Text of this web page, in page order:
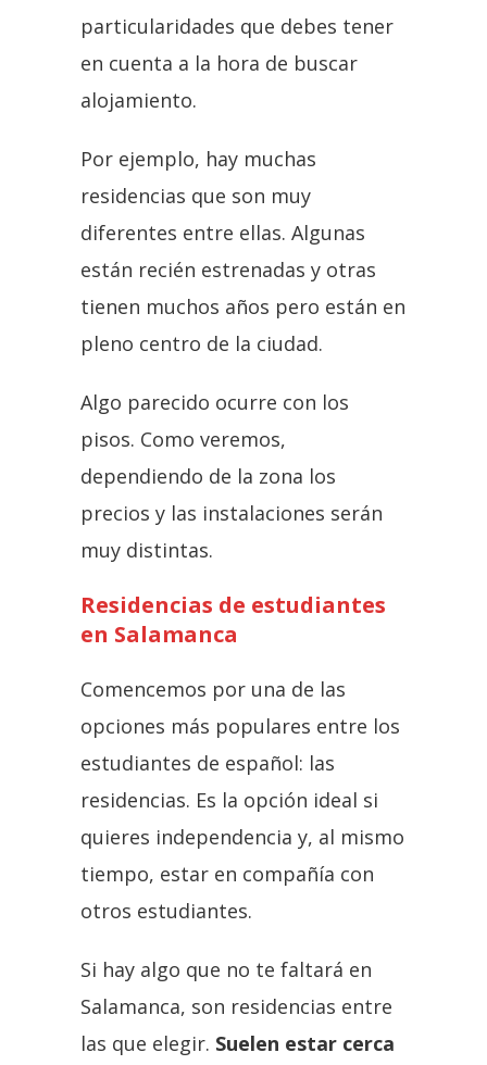
particularidades que debes tener
en cuenta a la hora de buscar
alojamiento.
Por ejemplo, hay muchas
residencias que son muy
diferentes entre ellas. Algunas
están recién estrenadas y otras
tienen muchos años pero están en
pleno centro de la ciudad.
Algo parecido ocurre con los
pisos. Como veremos,
dependiendo de la zona los
precios y las instalaciones serán
muy distintas.
Residencias de estudiantes
en Salamanca
Comencemos por una de las
opciones más populares entre los
estudiantes de español: las
residencias. Es la opción ideal si
quieres independencia y, al mismo
tiempo, estar en compañía con
otros estudiantes.
Si hay algo que no te faltará en
Salamanca, son residencias entre
las que elegir. Suelen estar cerca